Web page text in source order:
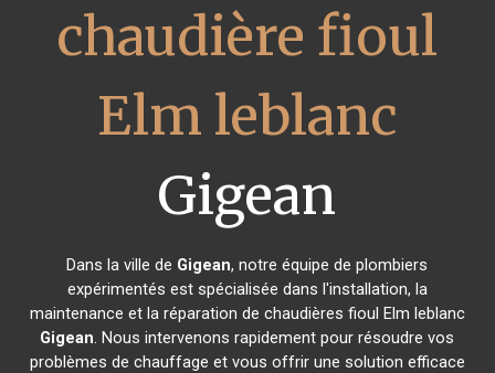
chaudière fioul
Elm leblanc
Gigean
Dans la ville de Gigean, notre équipe de plombiers
expérimentés est spécialisée dans l'installation, la
maintenance et la réparation de chaudières fioul Elm leblanc
Gigean. Nous intervenons rapidement pour résoudre vos
problèmes de chauffage et vous offrir une solution efficace